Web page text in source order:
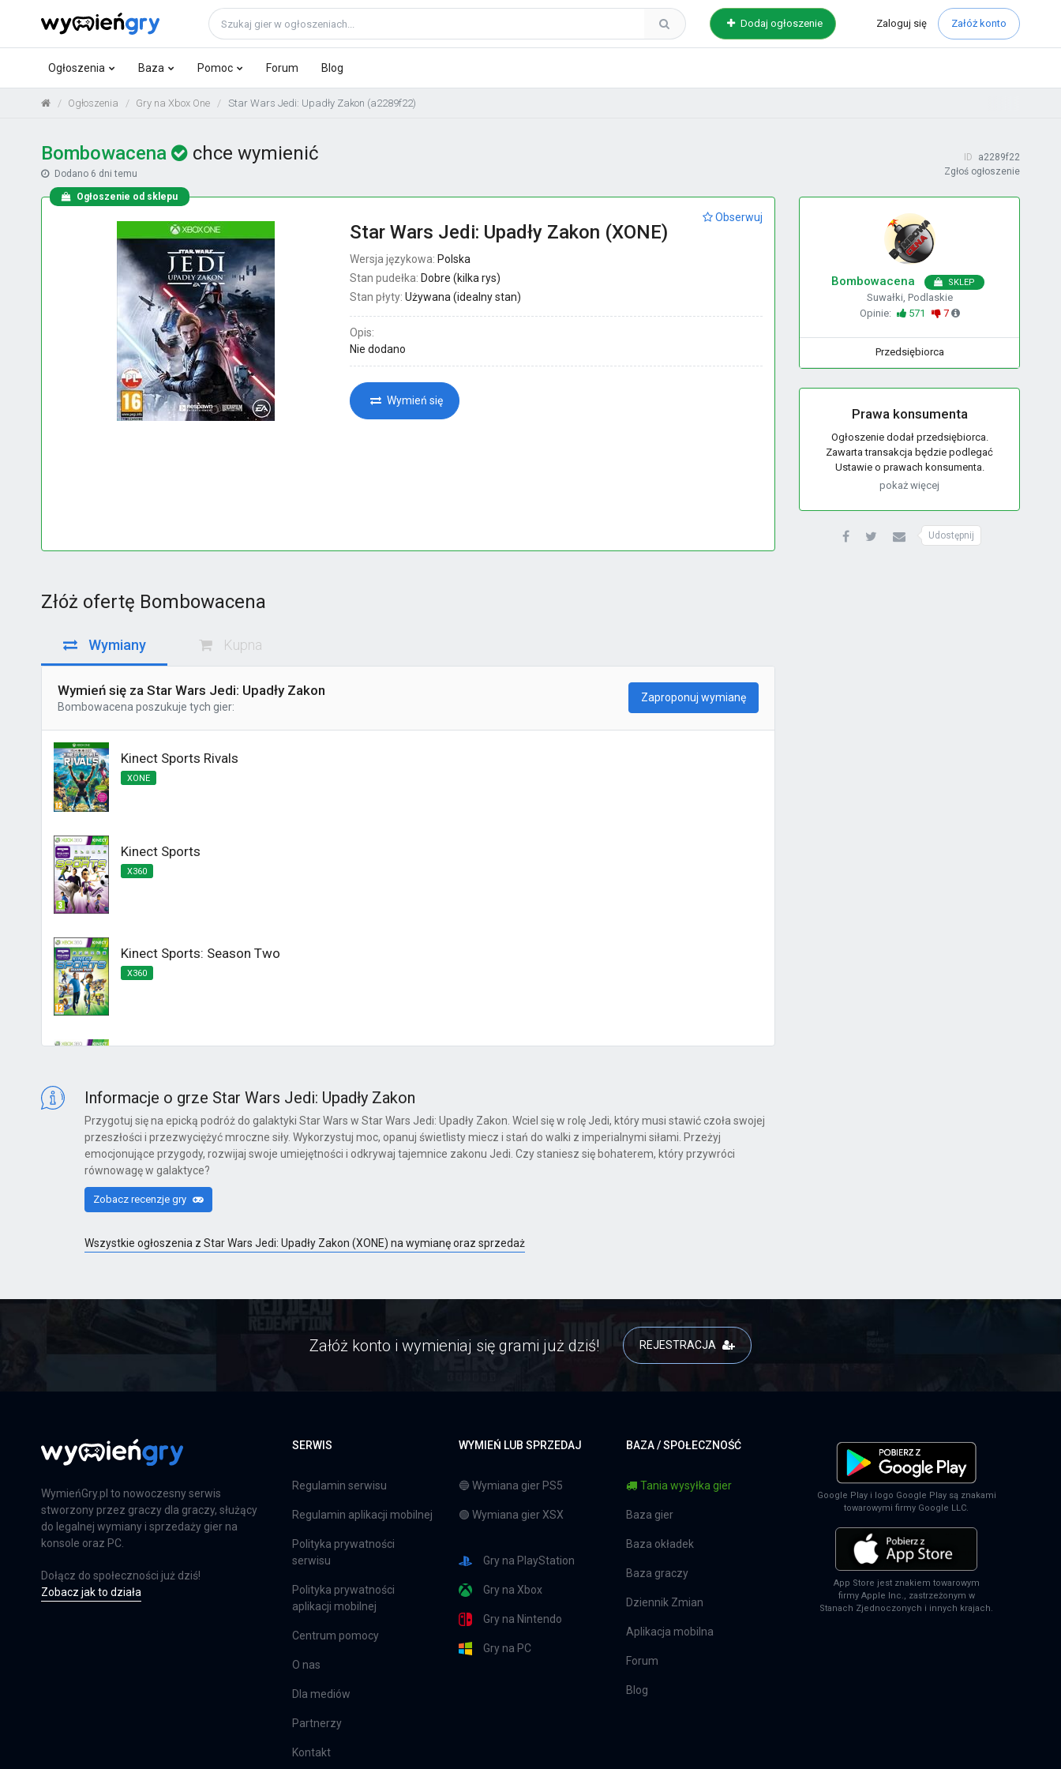
Dodaj ogłoszenie Zaloguj się Załóż konto
Ogłoszenia Baza Pomoc Forum Blog
Ogłoszenia Gry na Xbox One Star Wars Jedi: Upadły Zakon (a2289f22)
Bombowacena chce wymienić
Dodano 6 dni temu
ID
a2289f22
Zgłoś ogłoszenie
Ogłoszenie od sklepu
Obserwuj
Star Wars Jedi: Upadły Zakon (XONE)
Wersja językowa: Polska
Stan pudełka: Dobre (kilka rys)
Stan płyty: Używana (idealny stan)
Opis:
Nie dodano
Wymień się
Bombowacena SKLEP
Suwałki, Podlaskie
Opinie:
571 7
Przedsiębiorca
Prawa konsumenta
Ogłoszenie dodał przedsiębiorca.
Zawarta transakcja będzie podlegać
Ustawie o prawach konsumenta.
pokaż więcej
Udostępnij
Złóż ofertę Bombowacena
Wymiany Kupna
Wymień się za Star Wars Jedi: Upadły Zakon
Bombowacena poszukuje tych gier:
Zaproponuj wymianę
Kinect Sports Rivals
XONE
Kinect Sports
X360
Kinect Sports: Season Two
X360
Far Cry 6: Yara Edition
PS4
Far Cry 6
PS4
Farming Simulator 25
Informacje o grze Star Wars Jedi: Upadły Zakon
Przygotuj się na epicką podróż do galaktyki Star Wars w Star Wars Jedi: Upadły Zakon. Wciel się w rolę Jedi, który musi stawić czoła swojej
przeszłości i przezwyciężyć mroczne siły. Wykorzystuj moc, opanuj świetlisty miecz i stań do walki z imperialnymi siłami. Przeżyj
emocjonujące przygody, rozwijaj swoje umiejętności i odkrywaj tajemnice zakonu Jedi. Czy staniesz się bohaterem, który przywróci
równowagę w galaktyce?
Zobacz recenzje gry
Wszystkie ogłoszenia z Star Wars Jedi: Upadły Zakon (XONE) na wymianę oraz sprzedaż
Załóż konto i wymieniaj się grami już dziś! REJESTRACJA
WymieńGry.pl to nowoczesny serwis
stworzony przez graczy dla graczy, służący
do legalnej wymiany i sprzedaży gier na
konsole oraz PC.
Dołącz do społeczności już dziś!
Zobacz jak to działa
SERWIS
Regulamin serwisu
Regulamin aplikacji mobilnej
Polityka prywatności
serwisu
Polityka prywatności
aplikacji mobilnej
Centrum pomocy
O nas
Dla mediów
Partnerzy
Kontakt
WYMIEŃ LUB SPRZEDAJ
🔵 Wymiana gier PS5
🟢 Wymiana gier XSX
Gry na PlayStation
Gry na Xbox
Gry na Nintendo
Gry na PC
BAZA / SPOŁECZNOŚĆ
Tania wysyłka gier
Baza gier
Baza okładek
Baza graczy
Dziennik Zmian
Aplikacja mobilna
Forum
Blog
Google Play i logo Google Play są znakami
towarowymi firmy Google LLC.
App Store jest znakiem towarowym
firmy Apple Inc., zastrzeżonym w
Stanach Zjednoczonych i innych krajach.